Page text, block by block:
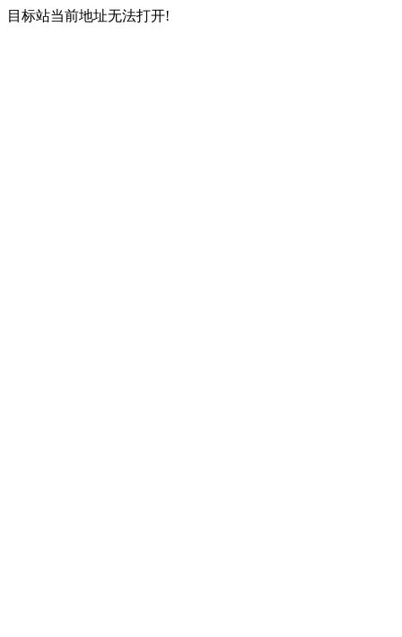
目标站当前地址无法打开!